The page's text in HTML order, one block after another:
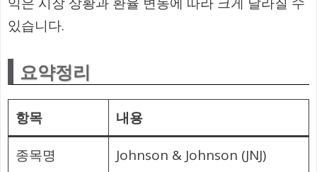
있습니다.
요약정리
항목 내용
종목명
Johnson & Johnson (JNJ)